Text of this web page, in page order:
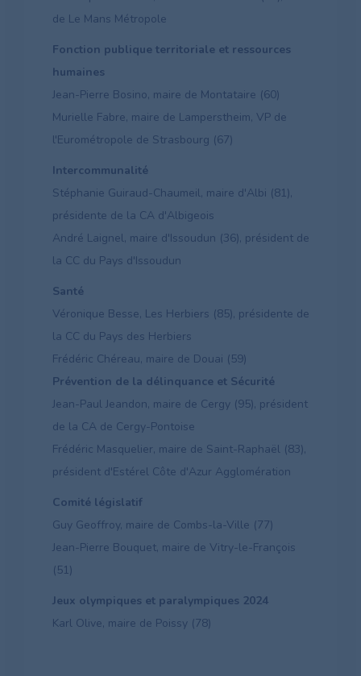
de Le Mans Métropole
Fonction publique territoriale et ressources
humaines
Jean-Pierre Bosino, maire de Montataire (60)
Murielle Fabre, maire de Lamperstheim, VP de
l'Eurométropole de Strasbourg (67)
Intercommunalité
Stéphanie Guiraud-Chaumeil, maire d'Albi (81),
présidente de la CA d'Albigeois
André Laignel, maire d'Issoudun (36), président de
la CC du Pays d'Issoudun
Santé
Véronique Besse, Les Herbiers (85), présidente de
la CC du Pays des Herbiers
Frédéric Chéreau, maire de Douai (59)
Prévention de la délinquance et Sécurité
Jean-Paul Jeandon, maire de Cergy (95), président
de la CA de Cergy-Pontoise
Frédéric Masquelier, maire de Saint-Raphaël (83),
président d'Estérel Côte d'Azur Agglomération
Comité législatif
Guy Geoffroy, maire de Combs-la-Ville (77)
Jean-Pierre Bouquet, maire de Vitry-le-François
(51)
Jeux olympiques et paralympiques 2024
Karl Olive, maire de Poissy (78)